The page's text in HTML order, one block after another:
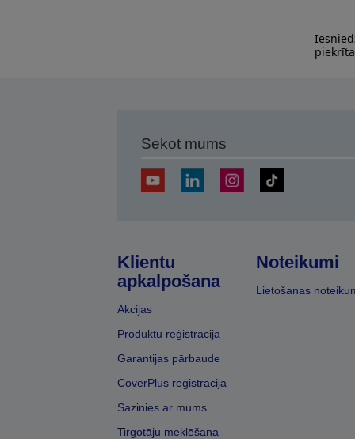
Sekot mums
Klientu
apkalpošana
Akcijas
Produktu reģistrācija
Garantijas pārbaude
CoverPlus reģistrācija
Sazinies ar mums
Tirgotāju meklēšana
Noteikumi
Lietošanas